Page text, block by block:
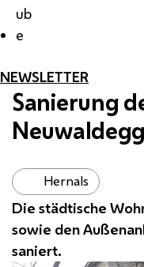
ub
e
NEWSLETTER
Sanierung
Hernals
Die städtische
sowie den
saniert.